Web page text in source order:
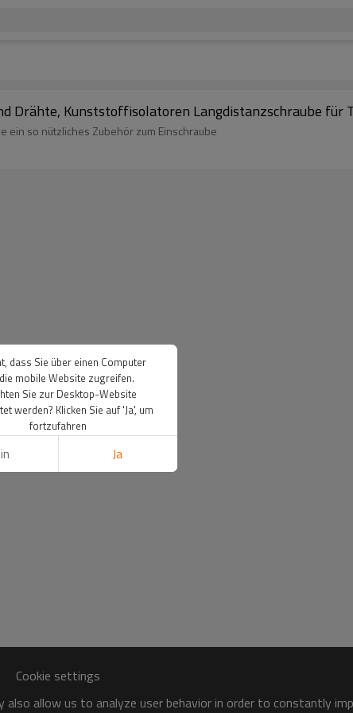
Drähte, Kunststoffisolatoren Langdistanzschraube für
ein so nützliches Zubehör zum Einschraube
Cookie settings
allow us to analyze user behavior in order to constantly
dass Sie über einen Computer
mobile Website zugreifen.
Sie zur Desktop-Website
werden? Klicken Sie auf 'Ja', um
fortzufahren
Ja